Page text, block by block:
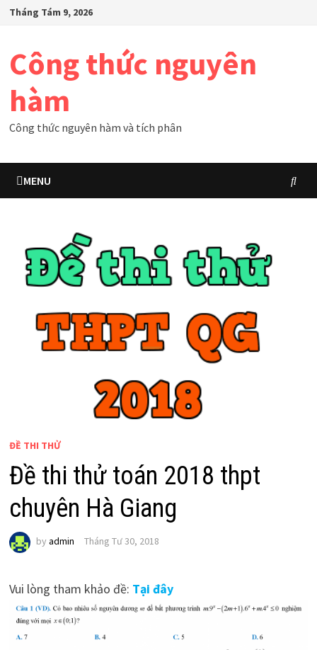
SkipTháng Tám 9, 2026
Công thức nguyên
hàm
Công thức nguyên hàm và tích phân
MENU
ĐỀ THI THỬ
Đề thi thử toán 2018 thpt
chuyên Hà Giang
by admin Tháng Tư 30, 2018
Vui lòng tham khảo đề: Tại đây